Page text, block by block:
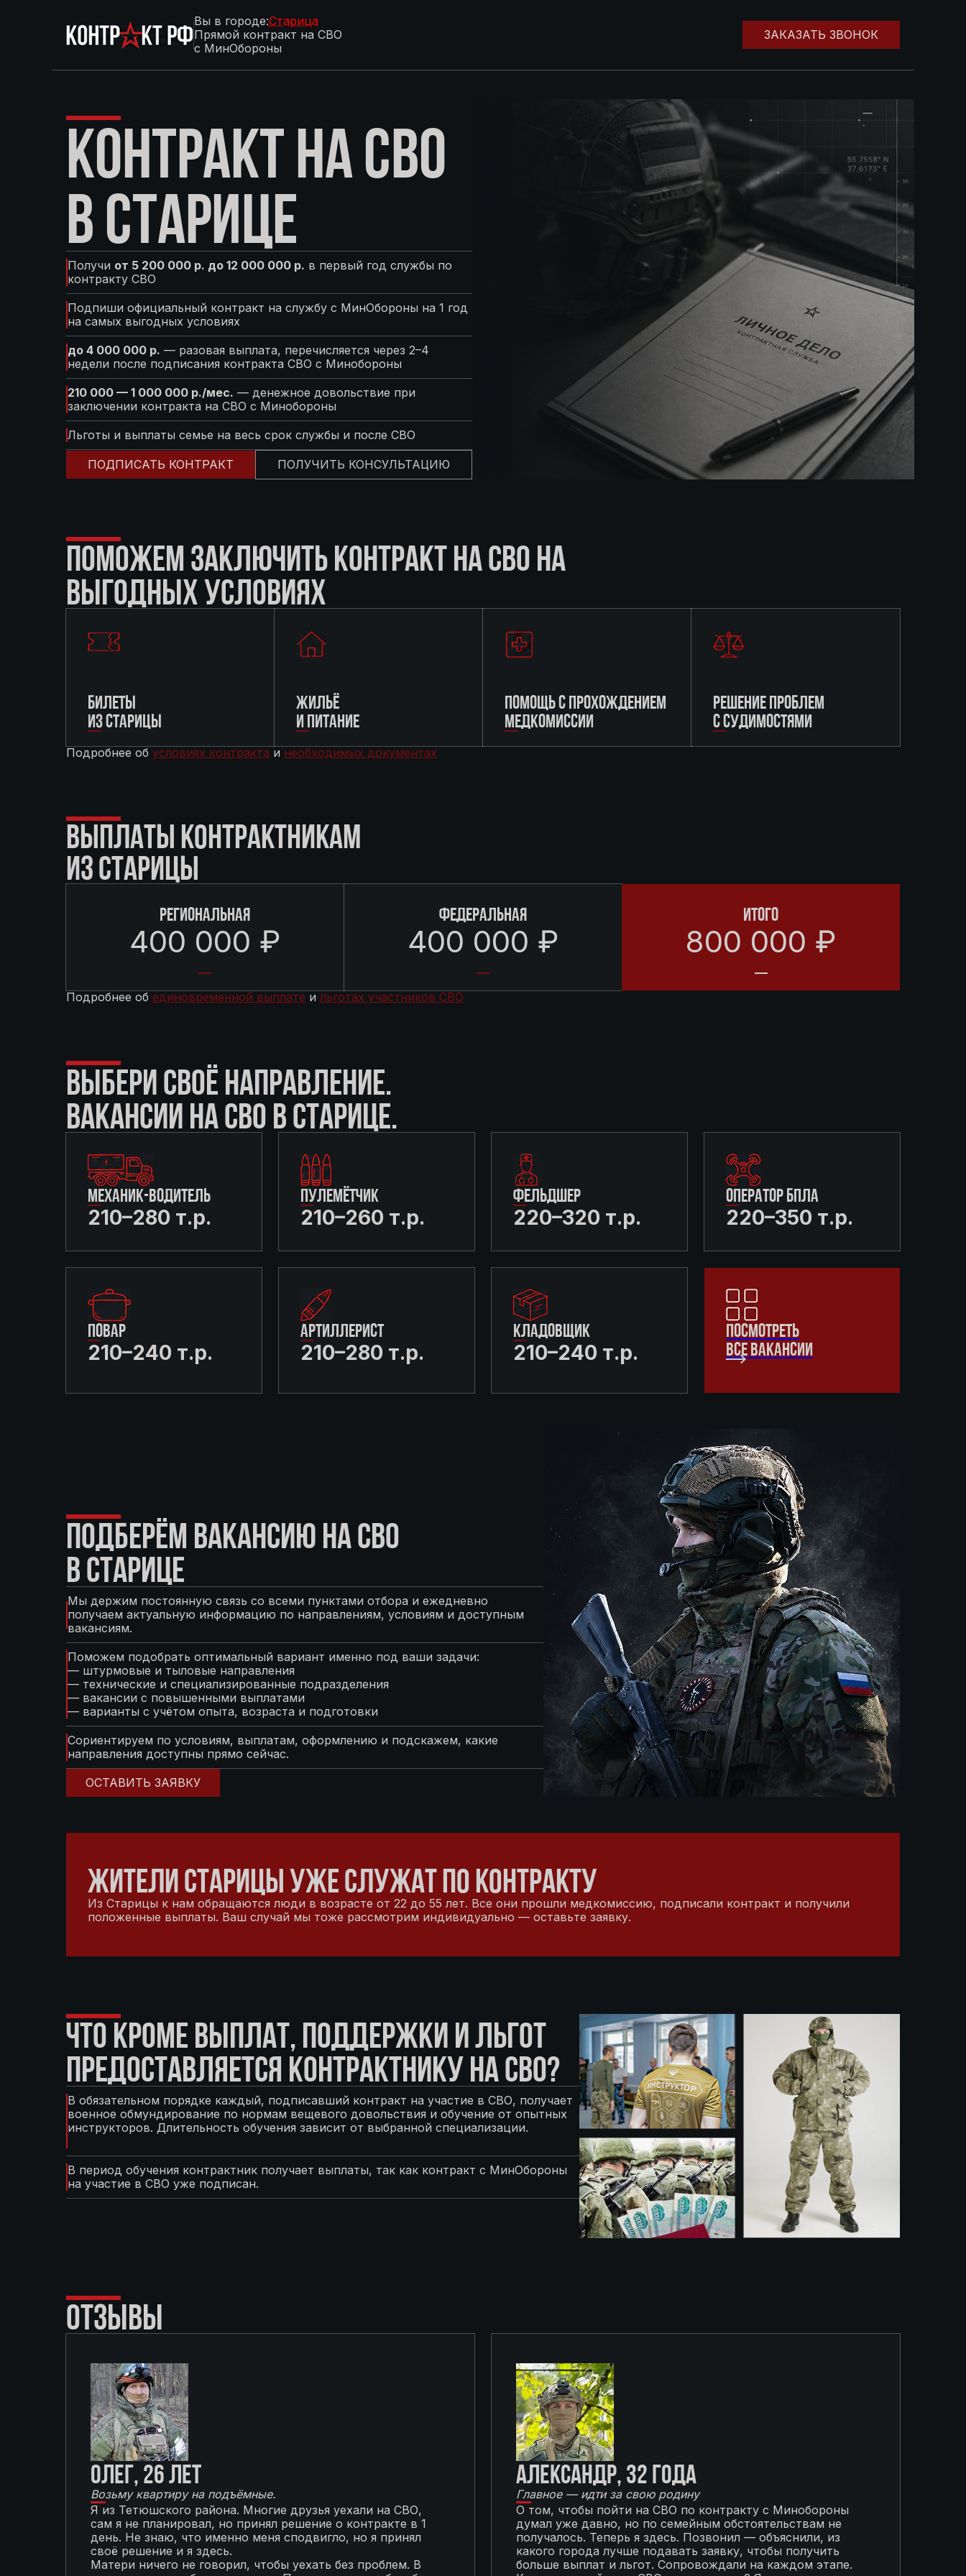
Вы в городе:Старица
Прямой контракт на СВО
с МинОбороны
ЗАКАЗАТЬ ЗВОНОК
КОНТРАКТ НА СВО
В СТАРИЦЕ
Получи от 5 200 000 р. до 12 000 000 р. в первый год службы по
контракту СВО
Подпиши официальный контракт на службу с МинОбороны на 1 год
на самых выгодных условиях
до 4 000 000 р. — разовая выплата, перечисляется через 2–4
недели после подписания контракта СВО с Минобороны
210 000 — 1 000 000 р./мес. — денежное довольствие при
заключении контракта на СВО с Минобороны
Льготы и выплаты семье на весь срок службы и после СВО
ПОДПИСАТЬ КОНТРАКТ ПОЛУЧИТЬ КОНСУЛЬТАЦИЮ
ПОМОЖЕМ ЗАКЛЮЧИТЬ КОНТРАКТ НА СВО НА
ВЫГОДНЫХ УСЛОВИЯХ
БИЛЕТЫ
ИЗ СТАРИЦЫ
ЖИЛЬЁ
И ПИТАНИЕ
ПОМОЩЬ С ПРОХОЖДЕНИЕМ
МЕДКОМИССИИ
РЕШЕНИЕ ПРОБЛЕМ
С СУДИМОСТЯМИ
Подробнее об условиях контракта и необходимых документах
ВЫПЛАТЫ КОНТРАКТНИКАМ
ИЗ СТАРИЦЫ
РЕГИОНАЛЬНАЯ
400 000 ₽
ФЕДЕРАЛЬНАЯ
400 000 ₽
ИТОГО
800 000 ₽
Подробнее об единовременной выплате и льготах участников СВО
ВЫБЕРИ СВОЁ НАПРАВЛЕНИЕ.
ВАКАНСИИ НА СВО В СТАРИЦЕ.
МЕХАНИК-ВОДИТЕЛЬ
210–280 т.р.
ПУЛЕМЁТЧИК
210–260 т.р.
ФЕЛЬДШЕР
220–320 т.р.
ОПЕРАТОР БПЛА
220–350 т.р.
ПОВАР
210–240 т.р.
АРТИЛЛЕРИСТ
210–280 т.р.
КЛАДОВЩИК
210–240 т.р.
ПОСМОТРЕТЬ
ВСЕ ВАКАНСИИ
ПОДБЕРЁМ ВАКАНСИЮ НА СВО
В СТАРИЦЕ
Мы держим постоянную связь со всеми пунктами отбора и ежедневно
получаем актуальную информацию по направлениям, условиям и доступным
вакансиям.
Поможем подобрать оптимальный вариант именно под ваши задачи:
— штурмовые и тыловые направления
— технические и специализированные подразделения
— вакансии с повышенными выплатами
— варианты с учётом опыта, возраста и подготовки
Сориентируем по условиям, выплатам, оформлению и подскажем, какие
направления доступны прямо сейчас.
ОСТАВИТЬ ЗАЯВКУ
ЖИТЕЛИ СТАРИЦЫ УЖЕ СЛУЖАТ ПО КОНТРАКТУ
Из Старицы к нам обращаются люди в возрасте от 22 до 55 лет. Все они прошли медкомиссию, подписали контракт и получили
положенные выплаты. Ваш случай мы тоже рассмотрим индивидуально — оставьте заявку.
ЧТО КРОМЕ ВЫПЛАТ, ПОДДЕРЖКИ И ЛЬГОТ
ПРЕДОСТАВЛЯЕТСЯ КОНТРАКТНИКУ НА СВО?
В обязательном порядке каждый, подписавший контракт на участие в СВО, получает
военное обмундирование по нормам вещевого довольствия и обучение от опытных
инструкторов. Длительность обучения зависит от выбранной специализации.
В период обучения контрактник получает выплаты, так как контракт с МинОбороны
на участие в СВО уже подписан.
ОТЗЫВЫ
Олег, 26 лет
Возьму квартиру на подъёмные.
Я из Тетюшского района. Многие друзья уехали на СВО,
сам я не планировал, но принял решение о контракте в 1
день. Не знаю, что именно меня сподвигло, но я принял
своё решение и я здесь.
Матери ничего не говорил, чтобы уехать без проблем. В
Александр, 32 года
Главное — идти за свою родину
О том, чтобы пойти на СВО по контракту с Минобороны
думал уже давно, но по семейным обстоятельствам не
получалось. Теперь я здесь. Позвонил — объяснили, из
какого города лучше подавать заявку, чтобы получить
больше выплат и льгот. Сопровождали на каждом этапе.